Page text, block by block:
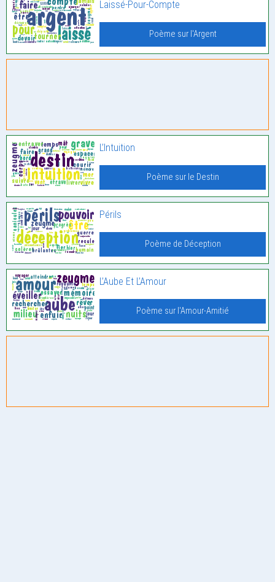
Laissé-Pour-Compte
Poème sur l'Argent
L’Intuition
Poème sur le Destin
Périls
Poème de Déception
L’Aube Et L’Amour
Poème sur l'Amour-Amitié